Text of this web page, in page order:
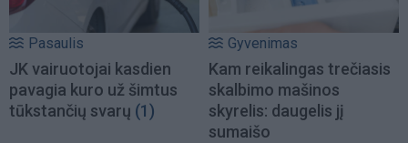
Pasaulis
JK vairuotojai kasdien
pavagia kuro už šimtus
tūkstančių svarų (1)
Gyvenimas
Kam reikalingas trečiasis
skalbimo mašinos
skyrelis: daugelis jį
sumaišo